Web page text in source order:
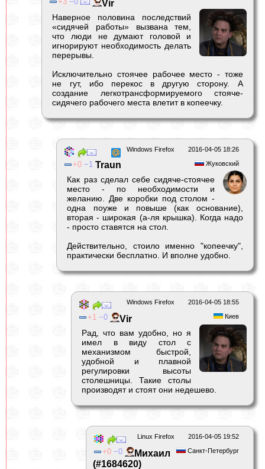
Vir
Наверное половина последствий
«сидячей работы» вызвана тем,
что люди не думают головой и
игнорируют необходимость делать
перерывы.
Исключительно стоячее рабочее место - тоже
не гут, ибо перекос в другую сторону. А
создание легкотрансформируемого стояче-
сидячего рабочего места влетит в копеечку.
2016-04-05 18:26
Windows Firefox
Жуковский
0 1 Traun
Как раз сделал себе сидяче-стоячее
место - по необходимости и
желанию. Две коробки под столом -
одна поуже и повыше (как основание),
вторая - широкая (а-ля крышка). Когда надо
- просто ставятся на стол.
Действительно, стоило именно "копеечку",
практически бесплатно. И вполне удобно.
2016-04-05 18:55
Windows Firefox
Киев
1 0 Vir
Рад, что вам удобно, но я
имел в виду стол с
механизмом быстрой,
удобной и плавной
регулировки высоты
столешницы. Такие столы
производят и стоят они недешево.
2016-04-05 19:52
Linux Firefox
Санкт-Петербург
0 0
Михаил
(#1684620)